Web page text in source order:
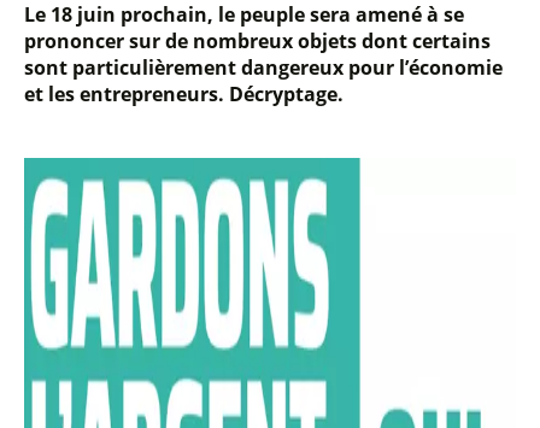
Le 18 juin prochain, le peuple sera amené à se
prononcer sur de nombreux objets dont certains
sont particulièrement dangereux pour l’économie
et les entrepreneurs. Décryptage.